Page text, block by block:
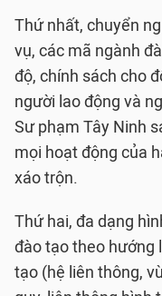
Thứ nhất, chuyển
vụ, các mã ngành
độ, chính sách cho
người lao động và
Sư phạm Tây Ninh
mọi hoạt động của
xáo trộn.
Thứ hai, đa dạng
đào tạo theo hướng
tạo (hệ liên thông,